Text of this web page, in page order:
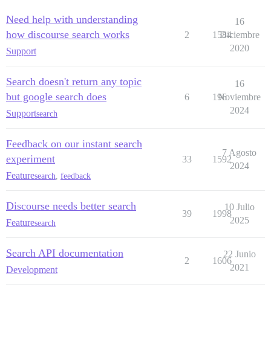
Need help with understanding
how discourse search works
Support
2 1584
16
Diciembre
2020
Search doesn't return any topic
but google search does
Supportsearch
6 196
16
Noviembre
2024
Feedback on our instant search
experiment
Featuresearch feedback
33 1592
7 Agosto
2024
Discourse needs better search
Featuresearch
39 1998
10 Julio
2025
Search API documentation
Development
2 1606
22 Junio
2021